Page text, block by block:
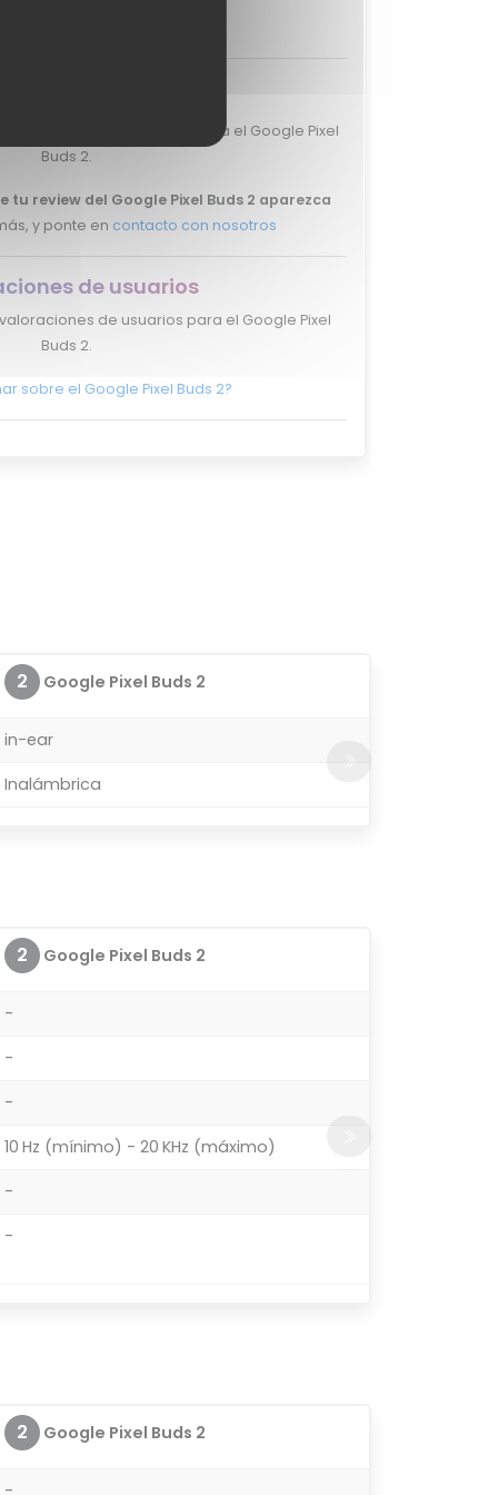
valoraciones de expertos para el Google Pixel
Buds 2.
tu review del Google Pixel Buds 2 aparezca
y ponte en contacto con nosotros
de usuarios
de usuarios para el Google Pixel
Buds 2.
sobre el Google Pixel Buds 2?
2 Google Pixel Buds 2
in-ear
Inalámbrica
2 Google Pixel Buds 2
-
-
-
10 Hz (mínimo) - 20 KHz (máximo)
-
-
2 Google Pixel Buds 2